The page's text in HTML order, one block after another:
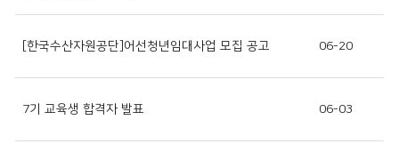
[한국수산자원공단]어선청년임대사업 모집 공고 06-20
7기 교육생 합격자 발표 06-03